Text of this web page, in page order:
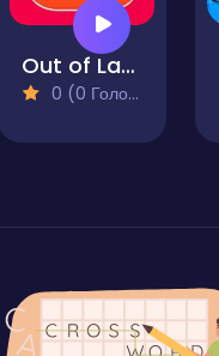
Out of Lava
0 (0 Голосів)